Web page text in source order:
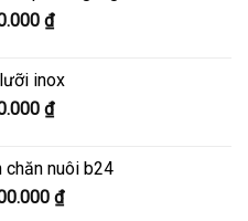
đến
₫Khoảng
6.300.000 ₫
đến
inox
₫Khoảng
5.900.000 ₫
đến
chăn nuôi b24
₫Khoảng